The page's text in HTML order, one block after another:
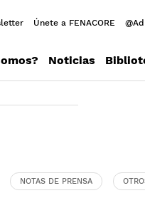
Noticias
Únete a FENACORE
NOTAS DE PRENSA